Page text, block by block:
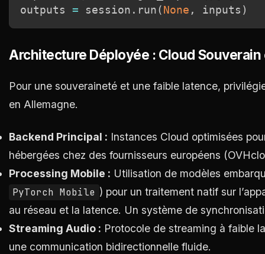
outputs = session . run ( None , inputs )
Architecture Déployée : Cloud
Pour une souveraineté et une faible latence,
en Allemagne.
Backend Principal : Instances Cloud optimisées
hébergées chez des fournisseurs européens
Processing Mobile : Utilisation de modèles
PyTorch Mobile ) pour un traitement natif sur
au réseau et la latence. Un système de
Streaming Audio : Protocole de streaming à faible
une communication bidirectionnelle fluide.